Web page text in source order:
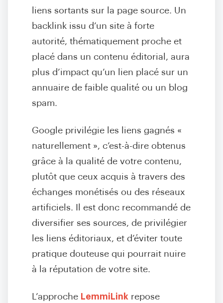
liens sortants sur la page source. Un
backlink issu d’un site à forte
autorité, thématiquement proche et
placé dans un contenu éditorial, aura
plus d’impact qu’un lien placé sur un
annuaire de faible qualité ou un blog
spam.
Google privilégie les liens gagnés «
naturellement », c’est-à-dire obtenus
grâce à la qualité de votre contenu,
plutôt que ceux acquis à travers des
échanges monétisés ou des réseaux
artificiels. Il est donc recommandé de
diversifier ses sources, de privilégier
les liens éditoriaux, et d’éviter toute
pratique douteuse qui pourrait nuire
à la réputation de votre site.
L’approche LemmiLink repose